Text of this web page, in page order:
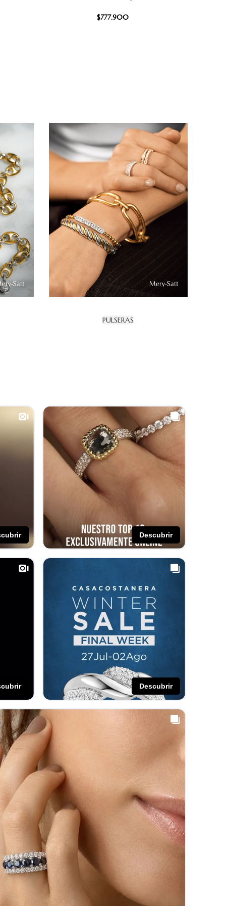
$777.900
PULSERAS